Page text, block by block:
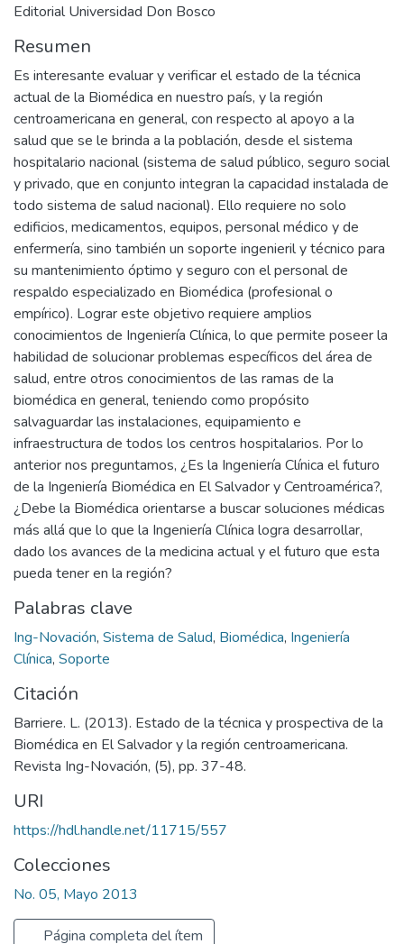
Editorial Universidad Don Bosco
Resumen
Es interesante evaluar y verificar el estado de la técnica
actual de la Biomédica en nuestro país, y la región
centroamericana en general, con respecto al apoyo a la
salud que se le brinda a la población, desde el sistema
hospitalario nacional (sistema de salud público, seguro social
y privado, que en conjunto integran la capacidad instalada de
todo sistema de salud nacional). Ello requiere no solo
edificios, medicamentos, equipos, personal médico y de
enfermería, sino también un soporte ingenieril y técnico para
su mantenimiento óptimo y seguro con el personal de
respaldo especializado en Biomédica (profesional o
empírico). Lograr este objetivo requiere amplios
conocimientos de Ingeniería Clínica, lo que permite poseer la
habilidad de solucionar problemas específicos del área de
salud, entre otros conocimientos de las ramas de la
biomédica en general, teniendo como propósito
salvaguardar las instalaciones, equipamiento e
infraestructura de todos los centros hospitalarios. Por lo
anterior nos preguntamos, ¿Es la Ingeniería Clínica el futuro
de la Ingeniería Biomédica en El Salvador y Centroamérica?,
¿Debe la Biomédica orientarse a buscar soluciones médicas
más allá que lo que la Ingeniería Clínica logra desarrollar,
dado los avances de la medicina actual y el futuro que esta
pueda tener en la región?
Palabras clave
Ing-Novación, Sistema de Salud, Biomédica, Ingeniería
Clínica, Soporte
Citación
Barriere. L. (2013). Estado de la técnica y prospectiva de la
Biomédica en El Salvador y la región centroamericana.
Revista Ing-Novación, (5), pp. 37-48.
URI
https://hdl.handle.net/11715/557
Colecciones
No. 05, Mayo 2013
Página completa del ítem